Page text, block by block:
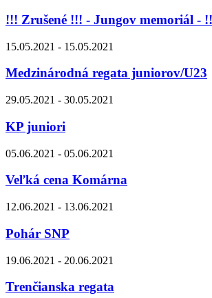
!!! Zrušené !!! - Jungov memoriál -
15.05.2021 - 15.05.2021
Medzinárodná regata juniorov/U23
29.05.2021 - 30.05.2021
KP juniori
05.06.2021 - 05.06.2021
Veľká cena Komárna
12.06.2021 - 13.06.2021
Pohár SNP
19.06.2021 - 20.06.2021
Trenčianska regata